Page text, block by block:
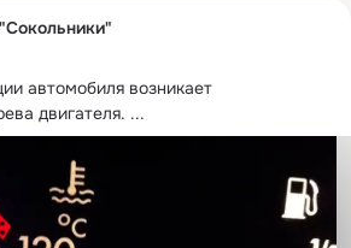
автомобиля возникает
двигателя. ...